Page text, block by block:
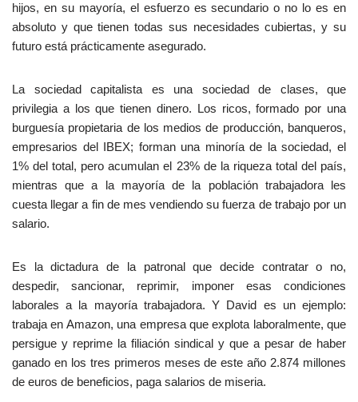
hijos, en su mayoría, el esfuerzo es secundario o no lo es en
absoluto y que tienen todas sus necesidades cubiertas, y su
futuro está prácticamente asegurado.
La sociedad capitalista es una sociedad de clases, que
privilegia a los que tienen dinero. Los ricos, formado por una
burguesía propietaria de los medios de producción, banqueros,
empresarios del IBEX; forman una minoría de la sociedad, el
1% del total, pero acumulan el 23% de la riqueza total del país,
mientras que a la mayoría de la población trabajadora les
cuesta llegar a fin de mes vendiendo su fuerza de trabajo por un
salario.
Es la dictadura de la patronal que decide contratar o no,
despedir, sancionar, reprimir, imponer esas condiciones
laborales a la mayoría trabajadora. Y David es un ejemplo:
trabaja en Amazon, una empresa que explota laboralmente, que
persigue y reprime la filiación sindical y que a pesar de haber
ganado en los tres primeros meses de este año 2.874 millones
de euros de beneficios, paga salarios de miseria.